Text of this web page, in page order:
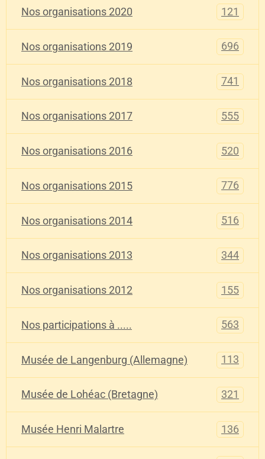
Nos organisations 2020 121
Nos organisations 2019 696
Nos organisations 2018 741
Nos organisations 2017 555
Nos organisations 2016 520
Nos organisations 2015 776
Nos organisations 2014 516
Nos organisations 2013 344
Nos organisations 2012 155
Nos participations à ..... 563
Musée de Langenburg (Allemagne) 113
Musée de Lohéac (Bretagne) 321
Musée Henri Malartre 136